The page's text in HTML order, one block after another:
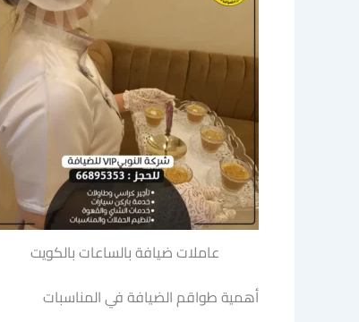
عاملات ضيافة بالساعات بالكويت
أهمية طواقم الضيافة في المناسبات